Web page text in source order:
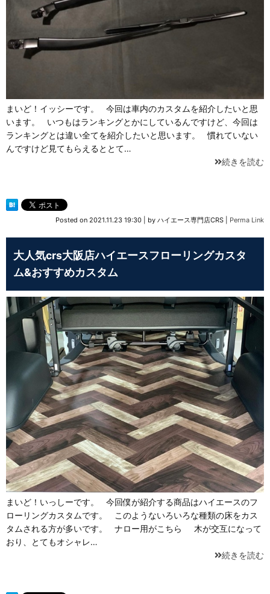
まいど！イッシーです。 今回は車内のカスタムを紹介したいと思
います。 いつもはランキングとかにしているんですけど、今回は
ランキングとは違い全てを紹介したいと思います。 慣れていない
んですけど見てもらえるととて…
続きを読む
Posted on 2021.11.23 19:30 by ハイエース専門店CRS Perma Link
大人気crs大阪店ハイエースフローリングカスタ
ム&おすすめカスタム
まいど！いっしーです。 今回僕が紹介する商品はハイエースのフ
ローリングカスタムです。 このようないろいろな種類の床をカス
タムされる方が多いです。 ナロー用がこちら 木が交互になって
おり、とてもオシャレ…
続きを読む